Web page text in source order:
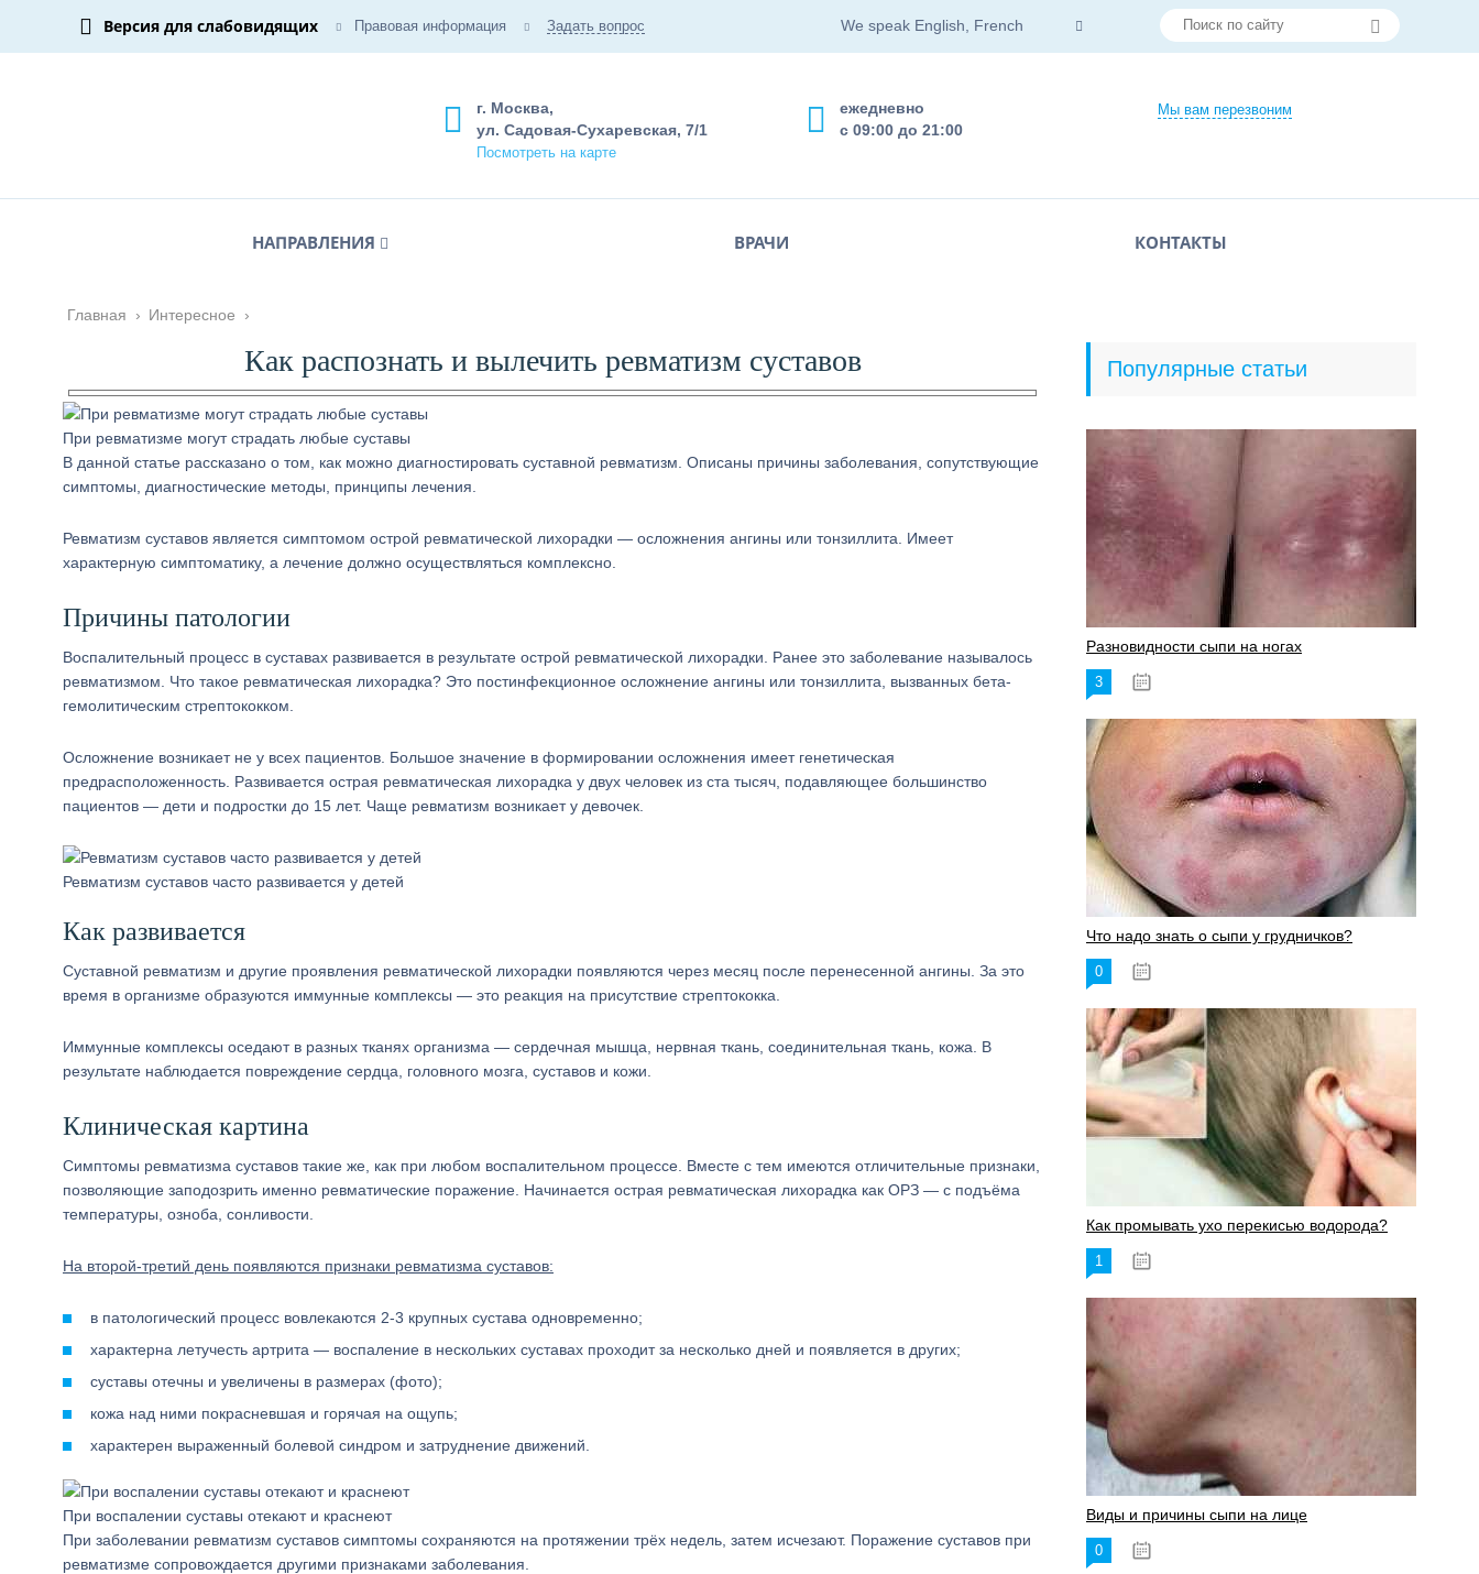
Версия для слабовидящих Правовая информация Задать вопрос We speak English, French
Мы вам перезвоним
ежедневно
с 09:00 до 21:00
г. Москва,
ул. Садовая-Сухаревская, 7/1
Посмотреть на карте
НАПРАВЛЕНИЯ ВРАЧИ КОНТАКТЫ
Главная › Интересное ›
Как распознать и вылечить ревматизм суставов
При ревматизме могут страдать любые суставы
В данной статье рассказано о том, как можно диагностировать суставной ревматизм. Описаны причины заболевания, сопутствующие
симптомы, диагностические методы, принципы лечения.
Ревматизм суставов является симптомом острой ревматической лихорадки — осложнения ангины или тонзиллита. Имеет
характерную симптоматику, а лечение должно осуществляться комплексно.
Причины патологии
Воспалительный процесс в суставах развивается в результате острой ревматической лихорадки. Ранее это заболевание называлось
ревматизмом. Что такое ревматическая лихорадка? Это постинфекционное осложнение ангины или тонзиллита, вызванных бета-
гемолитическим стрептококком.
Осложнение возникает не у всех пациентов. Большое значение в формировании осложнения имеет генетическая
предрасположенность. Развивается острая ревматическая лихорадка у двух человек из ста тысяч, подавляющее большинство
пациентов — дети и подростки до 15 лет. Чаще ревматизм возникает у девочек.
Ревматизм суставов часто развивается у детей
Как развивается
Суставной ревматизм и другие проявления ревматической лихорадки появляются через месяц после перенесенной ангины. За это
время в организме образуются иммунные комплексы — это реакция на присутствие стрептококка.
Иммунные комплексы оседают в разных тканях организма — сердечная мышца, нервная ткань, соединительная ткань, кожа. В
результате наблюдается повреждение сердца, головного мозга, суставов и кожи.
Клиническая картина
Симптомы ревматизма суставов такие же, как при любом воспалительном процессе. Вместе с тем имеются отличительные признаки,
позволяющие заподозрить именно ревматические поражение. Начинается острая ревматическая лихорадка как ОРЗ — с подъёма
температуры, озноба, сонливости.
На второй-третий день появляются признаки ревматизма суставов:
в патологический процесс вовлекаются 2-3 крупных сустава одновременно;
характерна летучесть артрита — воспаление в нескольких суставах проходит за несколько дней и появляется в других;
суставы отечны и увеличены в размерах (фото);
кожа над ними покрасневшая и горячая на ощупь;
характерен выраженный болевой синдром и затруднение движений.
При воспалении суставы отекают и краснеют
При заболевании ревматизм суставов симптомы сохраняются на протяжении трёх недель, затем исчезают. Поражение суставов при
ревматизме сопровождается другими признаками заболевания.
Популярные статьи
Разновидности сыпи на ногах
3
Что надо знать о сыпи у грудничков?
0
Как промывать ухо перекисью водорода?
1
Виды и причины сыпи на лице
0